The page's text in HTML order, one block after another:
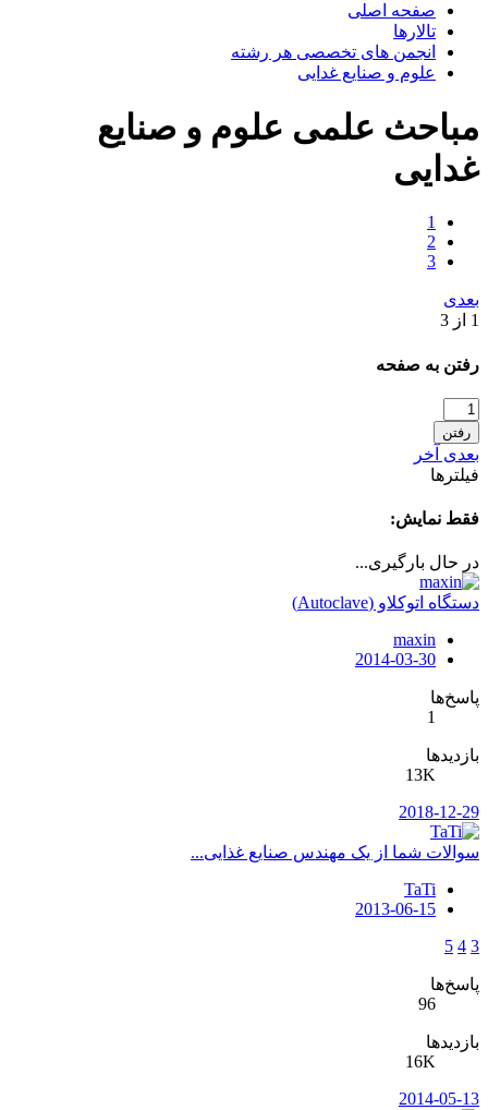
صفحه اصلی
تالارها
انجمن های تخصصی هر رشته
علوم و صنایع غدایی
مباحث علمی علوم و صنایع
غدایی
1
2
3
بعدی
1 از 3
رفتن به صفحه
رفتن
بعدی آخر
فیلترها
فقط نمایش:
در حال بارگیری...
دستگاه اتوکلاو (Autoclave)
maxin
2014-03-30
پاسخ‌ها
1
بازدیدها
13K
2018-12-29
سوالات شما از یک مهندس صنایع غذایی...
TaTi
2013-06-15
3
4
5
پاسخ‌ها
96
بازدیدها
16K
2014-05-13